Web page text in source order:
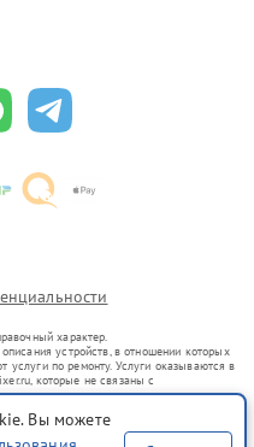
характер.
устройств, в отношении которых
по ремонту. Услуги оказываются в
которые не связаны с
представителями.
в гражданский оборот в соответствии
индивидуализации услуг или введения
Вы можете